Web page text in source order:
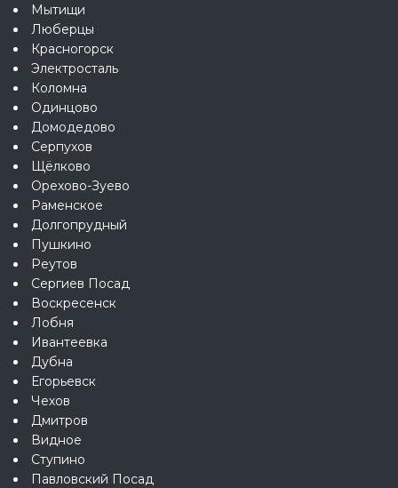
Мытищи
Люберцы
Красногорск
Электросталь
Коломна
Одинцово
Домодедово
Серпухов
Щёлково
Орехово-Зуево
Раменское
Долгопрудный
Пушкино
Реутов
Сергиев Посад
Воскресенск
Лобня
Ивантеевка
Дубна
Егорьевск
Чехов
Дмитров
Видное
Ступино
Павловский Посад